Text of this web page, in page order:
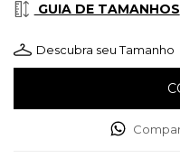
GUIA DE TAMANHOS
Descubra seu Tamanho